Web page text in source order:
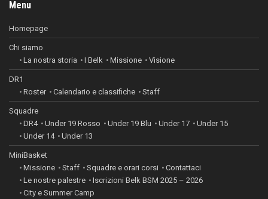
Menu
Homepage
Chi siamo
La nostra storia
I Belk Missione Visione
DR1
Roster
Calendario e classifiche Staff
Squadre
DR4
Under 19 Rosso Under 19 Blu Under 17
Under 15
Under 14
Under 13
MiniBasket
Missione
Staff Squadre e orari corsi
Contattaci
Le nostre palestre
Iscrizioni Belk BSM 2025 – 2026
City e Summer Camp